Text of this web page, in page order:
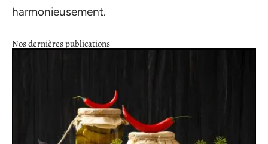
harmonieusement.
Nos dernières publications